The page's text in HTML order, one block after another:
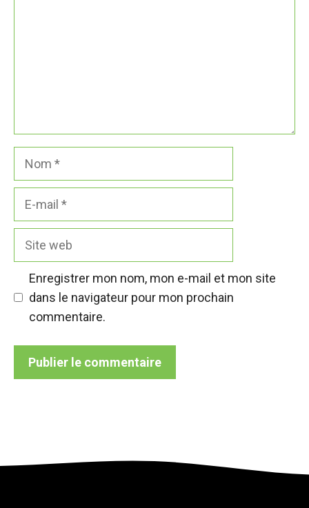
Enregistrer mon nom, mon e-mail et mon site
dans le navigateur pour mon prochain
commentaire.